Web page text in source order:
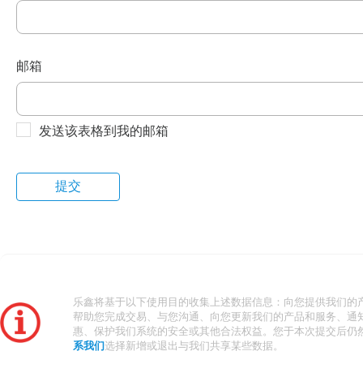
邮箱
发送该表格到我的邮箱
乐鑫将基于以下使用目的收集上述数据信息：向您提供我们的
帮助您完成交易、与您沟通、向您更新我们的产品和服务、通
惠、保护我们系统的安全或其他合法权益。您于本次提交后仍
系我们 选择新增或退出与我们共享某些数据。